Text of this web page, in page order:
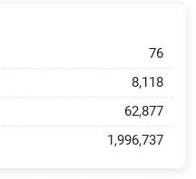
1
76
8,118
62,877
1,996,737